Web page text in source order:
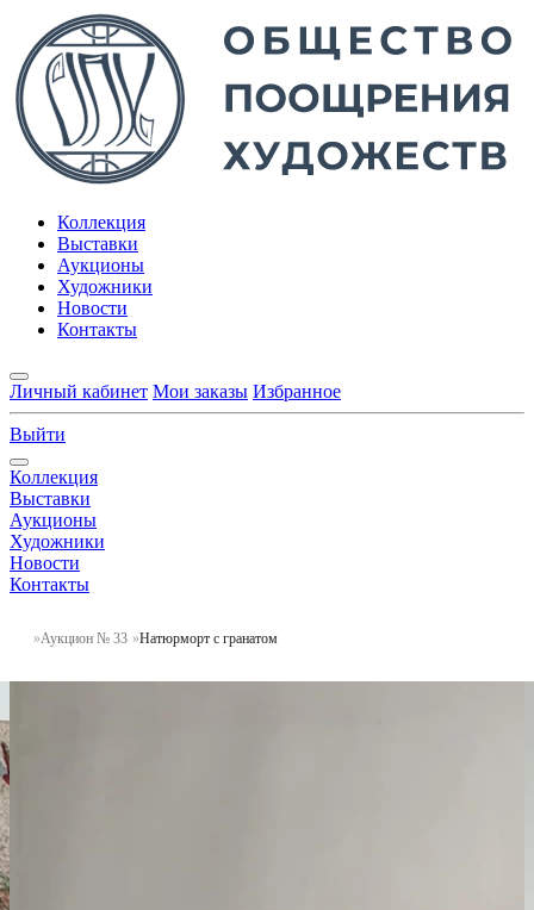
Коллекция
Выставки
Аукционы
Художники
Новости
Контакты
Личный кабинет Мои заказы Избранное
Выйти
Коллекция
Выставки
Аукционы
Художники
Новости
Контакты
Аукцион № 33 Натюрморт с гранатом